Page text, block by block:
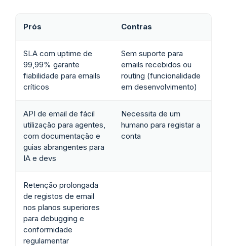
Prós Contras
SLA com uptime de
99,99% garante
fiabilidade para emails
críticos
Sem suporte para
emails recebidos ou
routing (funcionalidade
em desenvolvimento)
API de email de fácil
utilização para agentes,
com documentação e
guias abrangentes para
IA e devs
Necessita de um
humano para registar a
conta
Retenção prolongada
de registos de email
nos planos superiores
para debugging e
conformidade
regulamentar